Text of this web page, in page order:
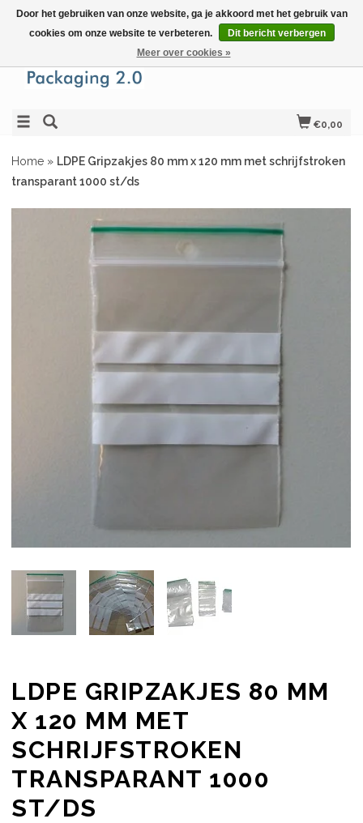
€0,00
Home » LDPE Gripzakjes 80 mm x 120 mm met schrijfstroken
transparant 1000 st/ds
LDPE GRIPZAKJES 80 MM
X 120 MM MET
SCHRIJFSTROKEN
TRANSPARANT 1000
ST/DS
Door het gebruiken van onze website, ga je akkoord met het gebruik van
cookies om onze website te verbeteren.
Dit bericht verbergen
Meer over cookies »